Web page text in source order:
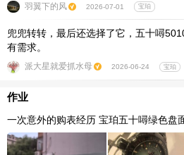
羽翼下的风 2026-07-01 宝珀
兜兜转转，最后还选择了它，五十噚
有需求。
派大星就爱抓水母 2026-06-24 宝珀
作业
一次意外的购表经历 宝珀五十噚绿色盘